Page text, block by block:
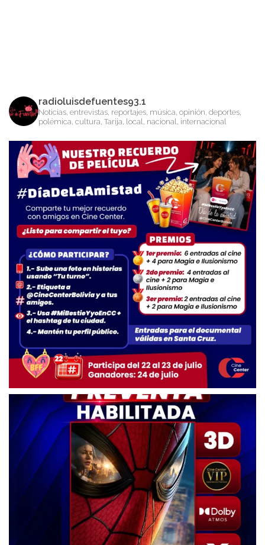
radioluisdefuentes93.1
Noticias, entrevistas, reportajes, música, opinión, deportes,
polémica, cultura, Tarija, local, nacional, internacional